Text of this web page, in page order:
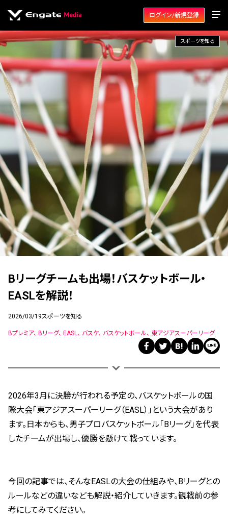
ログイン/新規登録
スポーツを知る
Bリーグチームも出場！バスケットボール・
EASLを解説！
2026/03/19スポーツを知る
Bプレミア Bリーグ EASL バスケ バスケットボール 東アジアスーパーリーグ
2026年3月に決勝が行われる予定の、バスケットボールの国
際大会「東アジアスーパーリーグ（EASL）」という大会があり
ます。日本からも、男子プロバスケットボール「Bリーグ」を代表
したチームが出場し、優勝を懸けて戦っています。
今回の記事では、そんなEASLの大会の仕組みや、Bリーグとの
ルールなどの違いなども解説・紹介していきます。観戦前の参
考にしてみてください。